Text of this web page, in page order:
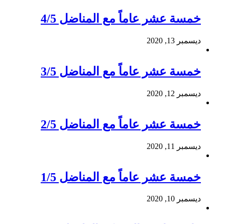
خمسة عشر عاماً مع المناضل 4/5
ديسمبر 13, 2020
خمسة عشر عاماً مع المناضل 3/5
ديسمبر 12, 2020
خمسة عشر عاماً مع المناضل 2/5
ديسمبر 11, 2020
خمسة عشر عاماً مع المناضل 1/5
ديسمبر 10, 2020